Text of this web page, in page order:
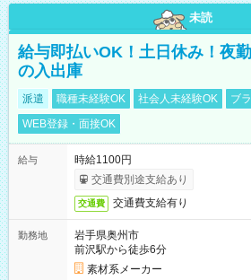
未読
給与即払いOK！土日休み！夜
の入出庫
派遣 職種未経験OK 社会人未経験OK
ブ
WEB登録・面接OK
給与
時給1100円
交通費別途支給あり
交通費 交通費支給有り
勤務地
岩手県奥州市
前沢駅から徒歩6分
素材系メーカー